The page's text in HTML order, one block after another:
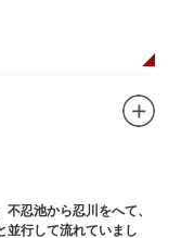
忍池から忍川をへて、
並行して流れていまし